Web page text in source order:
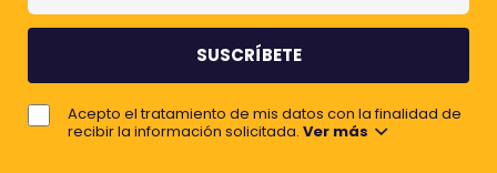
m
r
e
m
j
o
Acepto el tratamiento de mis datos con la finalidad de
recibir la información solicitada. Ver más